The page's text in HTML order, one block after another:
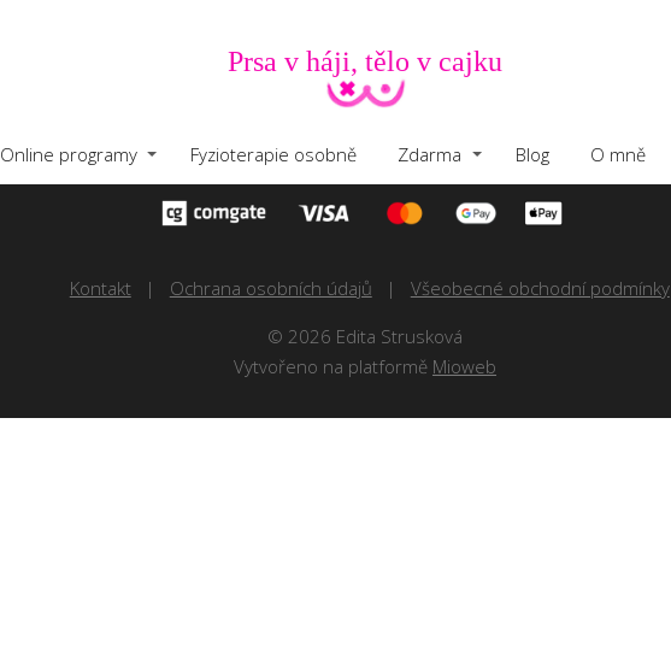
Prsa v háji, tělo v cajku
Online programy Fyzioterapie osobně Zdarma Blog O mně
Kontakt Ochrana osobních údajů
Všeobecné obchodní podmínky
© 2026 Edita Strusková
Vytvořeno na platformě Mioweb